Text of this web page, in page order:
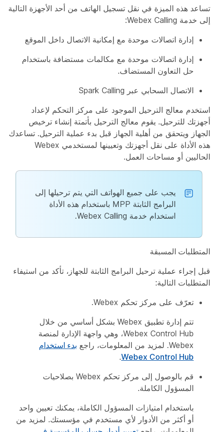
تساعد هذه الميزة في نقل تسجيل الهاتف من أحد الأجهزة التالية
إلى خدمة Webex Calling:
إدارة اتصالات موحدة مع إمكانية الاتصال داخل الموقع
إدارة اتصالات موحدة مع مكالمات مستضافة باستخدام
حل التعاون المستضاف.
الاتصال السحابي عبر Spark Calling
استخدم معالج الترحيل الموجود على مركز التحكم لإعداد
أجهزتك للترحيل. يقوم معالج الترحيل بأتمتة إنشاء ترخيص
الجهاز ويتحقق من أهلية الجهاز قبل بدء عملية الترحيل. تساعدك
هذه الأداة على نقل أجهزتك وتعيينها لمستخدمي Webex
الحاليين أو مساحات العمل.
يجب على جميع الهواتف التي يتم ترحيلها إلى
البرامج الثابتة MPP باستخدام هذه الأداة
استخدام خدمة Webex Calling.
المتطلبات المسبقة
قبل إجراء عملية ترحيل البرامج الثابتة للجهاز، تأكد من استيفاء
المتطلبات التالية:
تعرّف على مركز تحكم Webex.
تتم إدارة تطبيق Webex بشكل أساسي من خلال
Webex Control Hub، وهي واجهة الإدارة لمنصة
Webex. لمزيد من المعلومات، راجع
بدء استخدام
Webex Control Hub
.
قم بالوصول إلى مركز تحكم Webex بصلاحيات
المسؤول الكاملة.
باستخدام امتيازات المسؤول الكاملة، يمكنك تعيين واحد
أو أكثر من الأدوار لأي مستخدم في مؤسستك. لمزيد من